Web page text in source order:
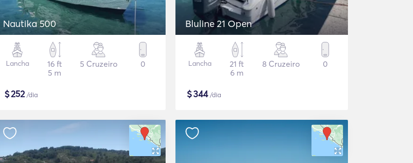
Nautika 500
Lancha
16 ft
5 m
5 Cruzeiro 0
$252/dia
Bluline 21 Open
Lancha
21 ft
6 m
8 Cruzeiro 0
$344/dia